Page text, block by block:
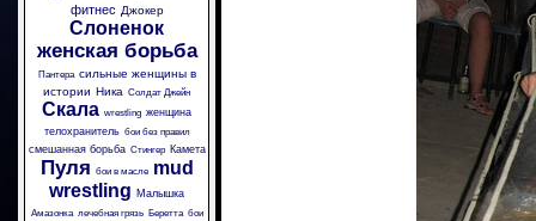
фитнес Джокер
Слоненок
женская борьба
Пантера сильные женщины в
истории Ника Солдат Джейн
Скала wrestling женщина
телохранитель бои без правил
смешанная борьба Стингер Камета
Пуля бои в масле
mud
wrestling Малышка
Амазонка лечебная грязь Беретта бои